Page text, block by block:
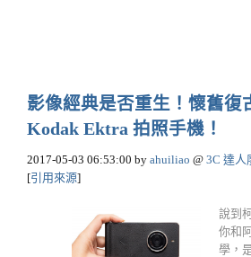
影像經典是否重生！懷舊復
Kodak Ektra 拍照手機！
2017-05-03 06:53:00 by ahuiliao @ 3C 達人
[引用來源]
說到
你和
學，